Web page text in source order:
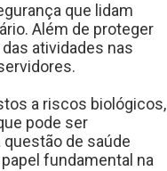
que lidam
Além de proteger
atividades nas
a riscos biológicos,
pode ser
de saúde
fundamental na